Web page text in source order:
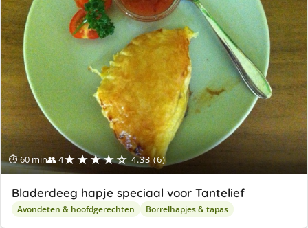
⏱ 60 min👥 4★★★★☆ 4.33 (6)
Bladerdeeg hapje speciaal voor Tantelief
Avondeten & hoofdgerechten Borrelhapjes & tapas